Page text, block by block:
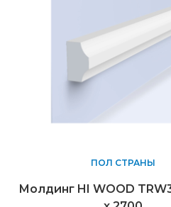
ПОЛ СТРАНЫ
Молдинг HI WOOD